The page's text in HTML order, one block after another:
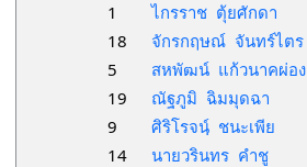
1
ไกรราช ตุ้ยศักดา
18
จักรกฤษณ์ จันทร์ไตร
5
สหพัฒน์ แก้วนาคผ่อง
19
ณัฐภูมิ ฉิมมุดฉา
9
ศิริโรจนฺ์ ชนะเพีย
14
นายวรินทร คำชู